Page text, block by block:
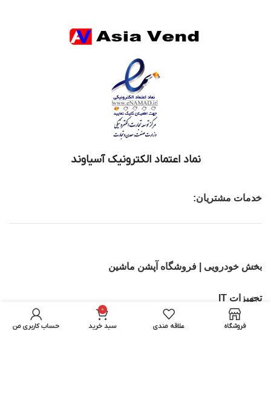
نماد اعتماد الکترونیک آسیاوند
خدمات مشتریان:
بخش خودرویی | فروشگاه آپشن ماشین
تجهیزات IT
بخش اسباب بازی ماشین کنترلی | اسکوتر برقی
فروشگاه علاقه مندی
0
سبد خرید حساب کاربری من